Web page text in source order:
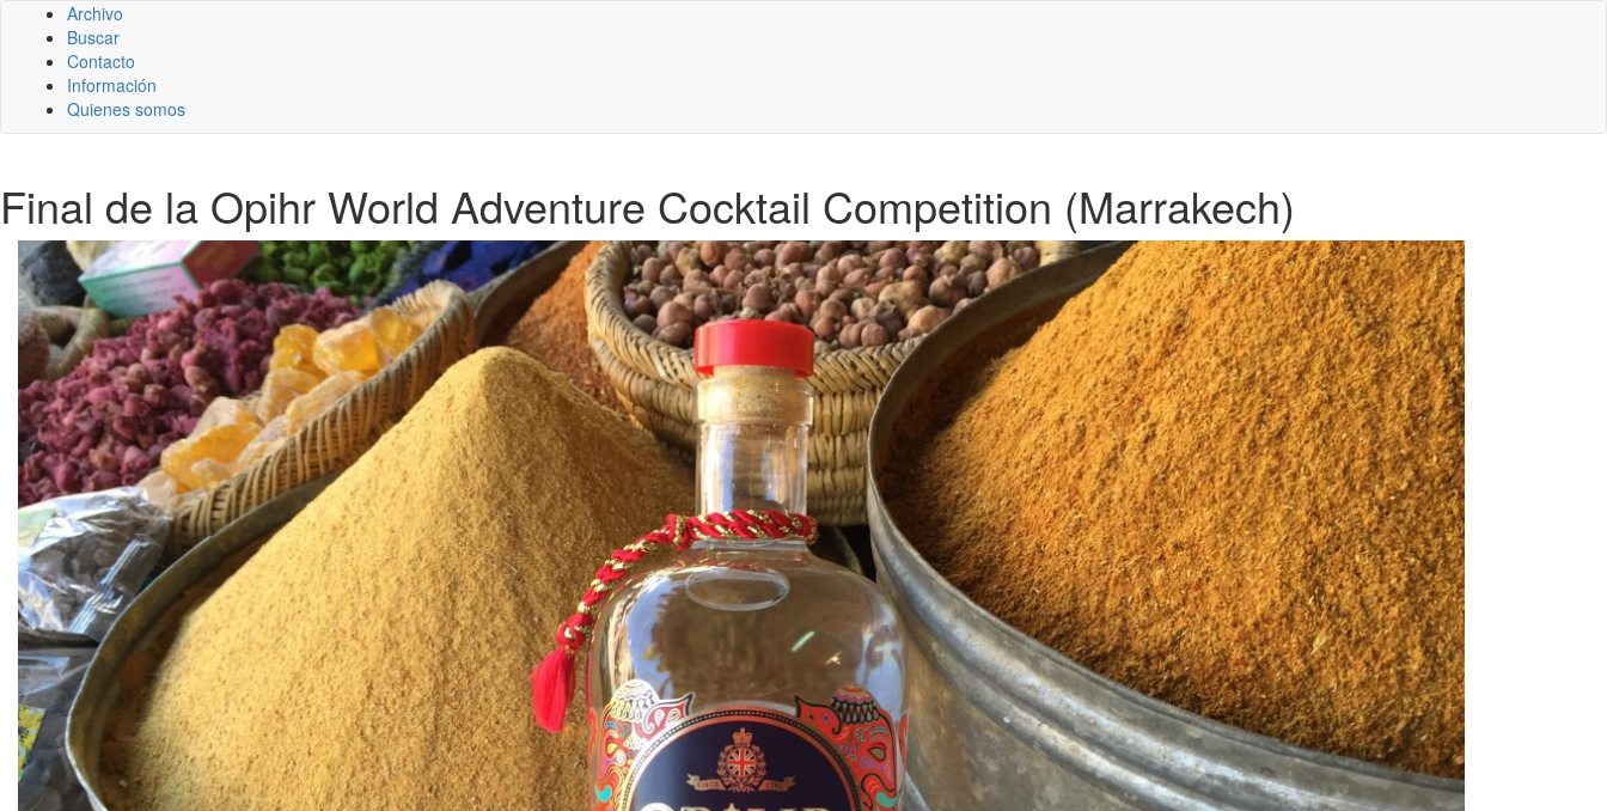
Archivo
Buscar
Contacto
Información
Quienes somos
Final de la Opihr World Adventure Cocktail Competition (Marrakech)